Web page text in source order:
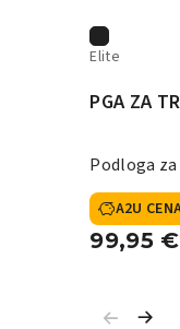
Elite
PGA ZA
Podloga
A2U
99,95 €